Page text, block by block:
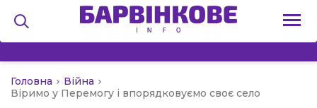
Головна
Війна
Віримо у Перемогу і впорядковуємо своє село